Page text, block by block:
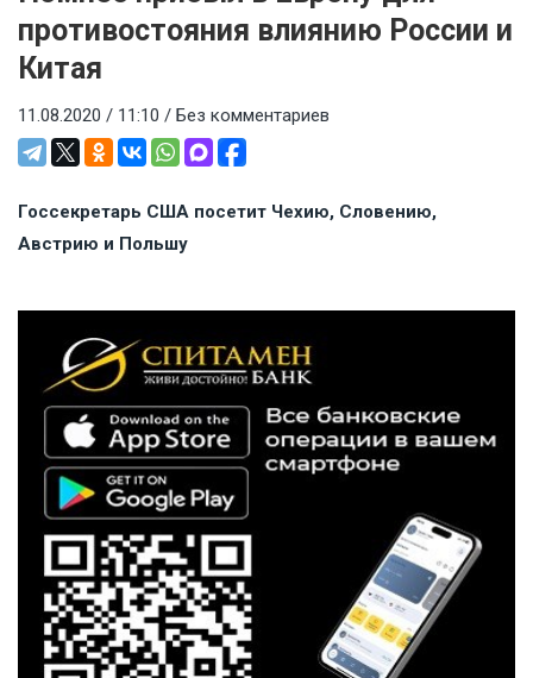
противостояния влиянию России и
Китая
11.08.2020 / 11:10 / Без комментариев
Госсекретарь США посетит Чехию, Словению,
Австрию и Польшу